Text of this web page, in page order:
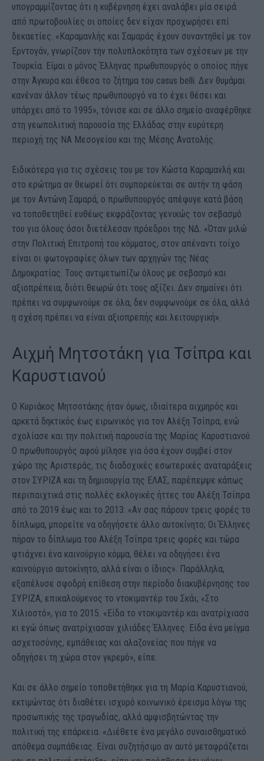
υπογραμμίζοντας ότι η κυβέρνηση έχει αναλάβει μία σειρά
από πρωτοβουλίες οι οποίες δεν είχαν προχωρήσει επί
δεκαετίες. «Καραμανλής και Σαμαράς έχουν συναντηθεί με τον
Ερντογάν, γνωρίζουν την πολυπλοκότητα των σχέσεων με την
Τουρκία. Είμαι ο μόνος Έλληνας πρωθυπουργός ο οποίος πήγε
στην Άγκυρα και έθεσα το ζήτημα του casus belli. Δεν θυμάμαι
κανέναν άλλον τέως πρωθυπουργό να το έχει θέσει και
υπάρχει από το 1995», τόνισε και σε άλλο σημείο αναφέρθηκε
στη γεωπολιτική παρουσία της Ελλάδας στην ευρύτερη
περιοχή της ΝΑ Μεσογείου και της Μέσης Ανατολής.
Ειδικότερα για τις σχέσεις του με τον Κώστα Καραμανλή και
στο ερώτημα αν θεωρεί ότι συμπορεύεται σε αυτήν τη φάση
με τον Αντώνη Σαμαρά, ο πρωθυπουργός απέφυγε κατά βάση
να τοποθετηθεί ευθέως εκφράζοντας γενικώς τον σεβασμό
του για όλους όσοι διετέλεσαν πρόεδροι της ΝΔ. «Όταν μιλώ
στην Πολιτική Επιτροπή του κόμματος, στον απέναντι τοίχο
είναι οι φωτογραφίες όλων των αρχηγών της Νέας
Δημοκρατίας. Τους αντιμετωπίζω όλους με σεβασμό και
αξιοπρέπεια, διότι θεωρώ ότι τους αξίζει. Δεν σημαίνει ότι
πρέπει να συμφωνούμε σε όλα, δεν συμφωνούμε σε όλα, αλλά
η σχέση πρέπει να είναι αξιοπρεπής και λειτουργική».
Αιχμή Μητσοτάκη για Τσίπρα και
Καρυστιανού
Ο Κυριάκος Μητσοτάκης ήταν όµως, ιδιαίτερα αιχµηρός και
αρκετά δηκτικός έως ειρωνικός για τον Αλέξη Τσίπρα, ενώ
σχολίασε και την πολιτική παρουσία της Μαρίας Καρυστιανού.
Ο πρωθυπουργός αφού µίλησε για όσα έχουν συµβεί στον
χώρο της Αριστεράς, τις διαδοχικές εσωτερικές αναταράξεις
στον ΣΥΡΙΖΑ και τη δηµιουργία της ΕΛΑΣ, παρέπεµψε κάπως
περιπαιχτικά στις πολλές εκλογικές ήττες του Αλέξη Τσίπρα
από το 2019 έως και το 2013: «Αν σας πάρουν τρεις φορές το
δίπλωµα, µπορείτε να οδηγήσετε άλλο αυτοκίνητο; Οι Έλληνες
πήραν το δίπλωµα του Αλέξη Τσίπρα τρεις φορές και τώρα
φτιάχνει ένα καινούργιο κόµµα, θέλει να οδηγήσει ένα
καινούργιο αυτοκίνητο, αλλά είναι ο ίδιος». Παράλληλα,
εξαπέλυσε σφοδρή επίθεση στην περίοδο διακυβέρνησης του
ΣΥΡΙΖΑ, επικαλούµενος το ντοκιµαντέρ του Σκάι, «Στο
Χιλιοστό», για το 2015. «Είδα το ντοκιµαντέρ και ανατρίχιασα
κι εγώ όπως ανατρίχιασαν χιλιάδες Έλληνες. Είδα ένα µείγµα
ασχετοσύνης, εµπάθειας και αλαζονείας που πήγε να
οδηγήσει τη χώρα στον γκρεµό», είπε.
Και σε άλλο σηµείο τοποθετήθηκε για τη Μαρία Καρυστιανού,
εκτιµώντας ότι διαθέτει ισχυρό κοινωνικό έρεισµα λόγω της
προσωπικής της τραγωδίας, αλλά αµφισβητώντας την
πολιτική της επάρκεια. «∆ιέθετε ένα µεγάλο συναισθηµατικό
απόθεµα συµπάθειας. Είναι συζητήσιµο αν αυτό µεταφράζεται